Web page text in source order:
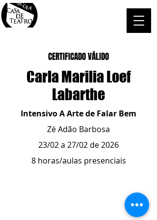
CERTIFICADO VÁLIDO
Carla Marilia Loef
Labarthe
Intensivo A Arte de Falar Bem
Zé Adão Barbosa
23/02 a 27/02 de 2026
8 horas/aulas presenciais
- whatsapp
contato@casadeteatropoa.com.br